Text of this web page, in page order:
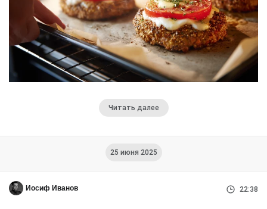
Читать далее
25 июня 2025
Иосиф Иванов 22:38